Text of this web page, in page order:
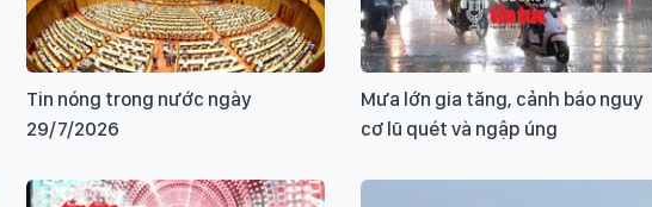
Tin nóng trong nước ngày
29/7/2026
Mưa lớn gia tăng, cảnh báo nguy
cơ lũ quét và ngập úng